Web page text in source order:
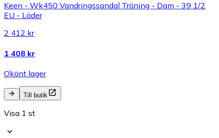
Keen - Wk450 Vandringssandal Träning - Dam - 39 1/2
EU - Läder
2 412 kr
1 408 kr
Okänt lager
Till butik
Visa 1 st